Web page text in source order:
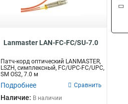
Lanmaster LAN-FC-FC/SU-7.0
Патч-корд оптический LANMASTER,
LSZH, симплексный, FC/UPC-FC/UPC,
SM OS2, 7.0 м
Подробнее Сравнить
Наличие: В наличии